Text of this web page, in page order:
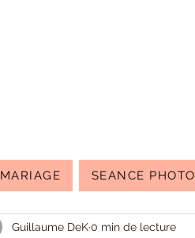
Guillaume DeK0 min de lecture
MARIAGE SEANCE PHOTO